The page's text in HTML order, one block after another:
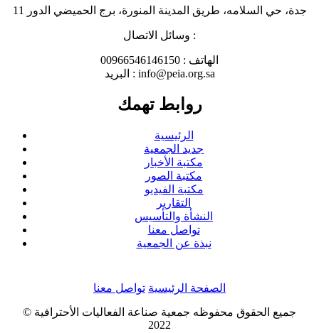
جدة، حي السلامه، طريق المدينة المنورة، برج الحميضي الدور 11
وسائل الاتصال :
الهاتف : 00966546146150
البريد : info@peia.org.sa
روابط تهمك
الرئيسية
جديد الجمعية
مكتبة الأخبار
مكتبة الصور
مكتبة الفيديو
التقارير
النشأة والتأسيس
تواصل معنا
نبذة عن الجمعية
الصفحة الرئيسية تواصل معنا
جميع الحقوق محفوظه جمعية صناعة الفعاليات الأحترافية ©
2022